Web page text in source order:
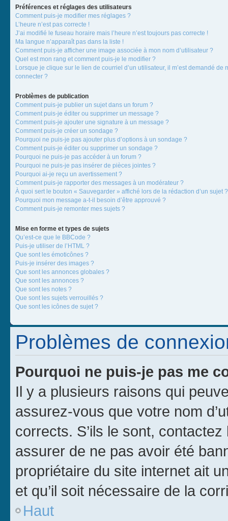
Préférences et réglages des utilisateurs
Comment puis-je modifier mes réglages ?
L’heure n’est pas correcte !
J’ai modifié le fuseau horaire mais l’heure n’est toujours pas correcte !
Ma langue n’apparaît pas dans la liste !
Comment puis-je afficher une image associée à mon nom d’utilisateur ?
Quel est mon rang et comment puis-je le modifier ?
Lorsque je clique sur le lien de courriel d’un utilisateur, il m’est demandé de
connecter ?
Problèmes de publication
Comment puis-je publier un sujet dans un forum ?
Comment puis-je éditer ou supprimer un message ?
Comment puis-je ajouter une signature à un message ?
Comment puis-je créer un sondage ?
Pourquoi ne puis-je pas ajouter plus d’options à un sondage ?
Comment puis-je éditer ou supprimer un sondage ?
Pourquoi ne puis-je pas accéder à un forum ?
Pourquoi ne puis-je pas insérer de pièces jointes ?
Pourquoi ai-je reçu un avertissement ?
Comment puis-je rapporter des messages à un modérateur ?
À quoi sert le bouton « Sauvegarder » affiché lors de la rédaction d’un sujet ?
Pourquoi mon message a-t-il besoin d’être approuvé ?
Comment puis-je remonter mes sujets ?
Mise en forme et types de sujets
Qu’est-ce que le BBCode ?
Puis-je utiliser de l’HTML ?
Que sont les émoticônes ?
Puis-je insérer des images ?
Que sont les annonces globales ?
Que sont les annonces ?
Que sont les notes ?
Que sont les sujets verrouillés ?
Que sont les icônes de sujet ?
Problèmes de
Pourquoi ne puis-je pas me
Il y a plusieurs raisons qui
assurez-vous que votre nom
corrects. S’ils le sont,
assurer de ne pas avoir été
propriétaire du site internet ait
et qu’il soit nécessaire de la
Haut